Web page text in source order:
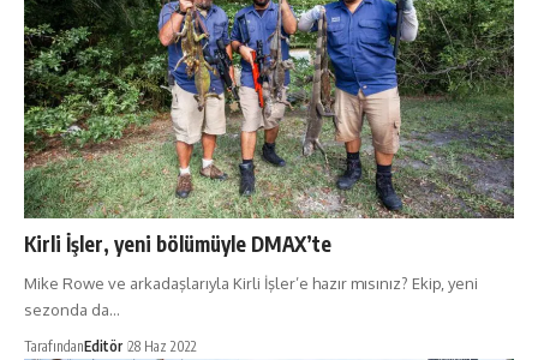
Kirli İşler, yeni bölümüyle DMAX’te
Mike Rowe ve arkadaşlarıyla Kirli İşler’e hazır mısınız? Ekip, yeni
sezonda da…
TarafındanEditör 28 Haz 2022